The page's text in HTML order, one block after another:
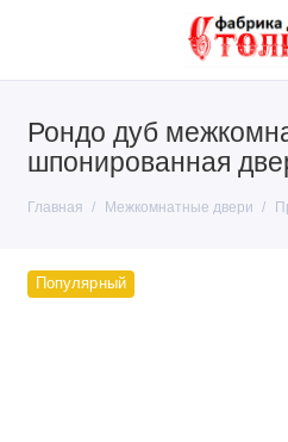
Рондо дуб
шпонированная
Главная Межкомнатные двери
Покрытие
Тип конструкции
Популярный